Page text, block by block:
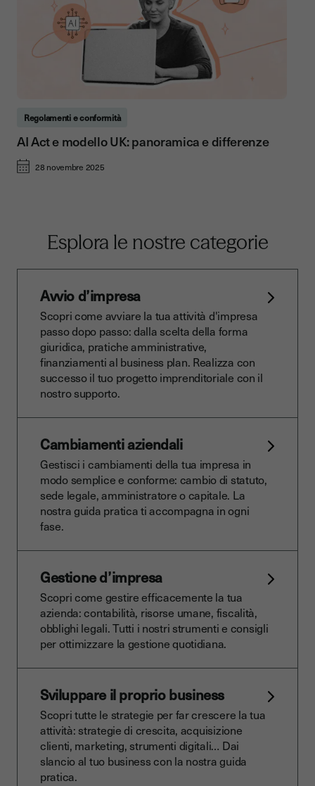
Regolamenti e conformità
AI Act e modello UK: panoramica e differenze
28 novembre 2025
Esplora le nostre categorie
Avvio d’impresa
Scopri come avviare la tua attività d'impresa
passo dopo passo: dalla scelta della forma
giuridica, pratiche amministrative,
finanziamenti al business plan. Realizza con
successo il tuo progetto imprenditoriale con il
nostro supporto.
Cambiamenti aziendali
Gestisci i cambiamenti della tua impresa in
modo semplice e conforme: cambio di statuto,
sede legale, amministratore o capitale. La
nostra guida pratica ti accompagna in ogni
fase.
Gestione d’impresa
Scopri come gestire efficacemente la tua
azienda: contabilità, risorse umane, fiscalità,
obblighi legali. Tutti i nostri strumenti e consigli
per ottimizzare la gestione quotidiana.
Sviluppare il proprio business
Scopri tutte le strategie per far crescere la tua
attività: strategie di crescita, acquisizione
clienti, marketing, strumenti digitali… Dai
slancio al tuo business con la nostra guida
pratica.